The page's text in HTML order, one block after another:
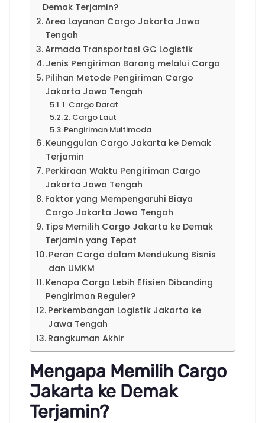
Demak Terjamin?
Area Layanan Cargo Jakarta Jawa
Tengah
Armada Transportasi GC Logistik
Jenis Pengiriman Barang melalui Cargo
Pilihan Metode Pengiriman Cargo
Jakarta Jawa Tengah
1. Cargo Darat
2. Cargo Laut
Pengiriman Multimoda
Keunggulan Cargo Jakarta ke Demak
Terjamin
Perkiraan Waktu Pengiriman Cargo
Jakarta Jawa Tengah
Faktor yang Mempengaruhi Biaya
Cargo Jakarta Jawa Tengah
Tips Memilih Cargo Jakarta ke Demak
Terjamin yang Tepat
Peran Cargo dalam Mendukung Bisnis
dan UMKM
Kenapa Cargo Lebih Efisien Dibanding
Pengiriman Reguler?
Perkembangan Logistik Jakarta ke
Jawa Tengah
Rangkuman Akhir
Mengapa Memilih Cargo
Jakarta ke Demak
Terjamin?